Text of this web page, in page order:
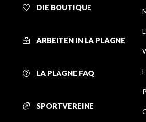
DIE BOUTIQUE
ARBEITEN IN LA PLAGNE
LA PLAGNE FAQ
SPORTVEREINE